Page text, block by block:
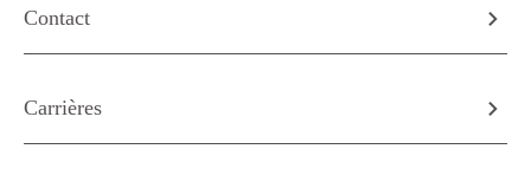
Contact
Carrières